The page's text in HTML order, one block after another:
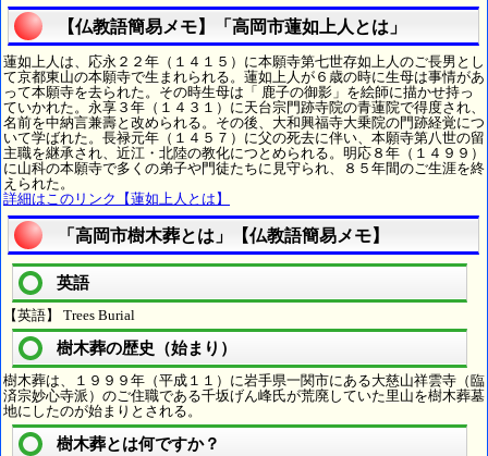
【仏教語簡易メモ】「高岡市蓮如上人とは」
蓮如上人は、応永２２年（１４１５）に本願寺第七世存如上人のご長男とし
て京都東山の本願寺で生まれられる。蓮如上人が６歳の時に生母は事情があ
って本願寺を去られた。その時生母は「 鹿子の御影」を絵師に描かせ持っ
ていかれた。永享３年（１４３１）に天台宗門跡寺院の青蓮院で得度され、
名前を中納言兼壽と改められる。その後、大和興福寺大乗院の門跡経覚につ
いて学ばれた。長禄元年（１４５７）に父の死去に伴い、本願寺第八世の留
主職を継承され、近江・北陸の教化につとめられる。明応８年（１４９９）
に山科の本願寺で多くの弟子や門徒たちに見守られ、８５年間のご生涯を終
えられた。
詳細はこのリンク【蓮如上人とは】
「高岡市樹木葬とは」【仏教語簡易メモ】
英語
【英語】 Trees Burial
樹木葬の歴史（始まり）
樹木葬は、１９９９年（平成１１）に岩手県一関市にある大慈山祥雲寺（臨
済宗妙心寺派）のご住職である千坂げん峰氏が荒廃していた里山を樹木葬墓
地にしたのが始まりとされる。
樹木葬とは何ですか？